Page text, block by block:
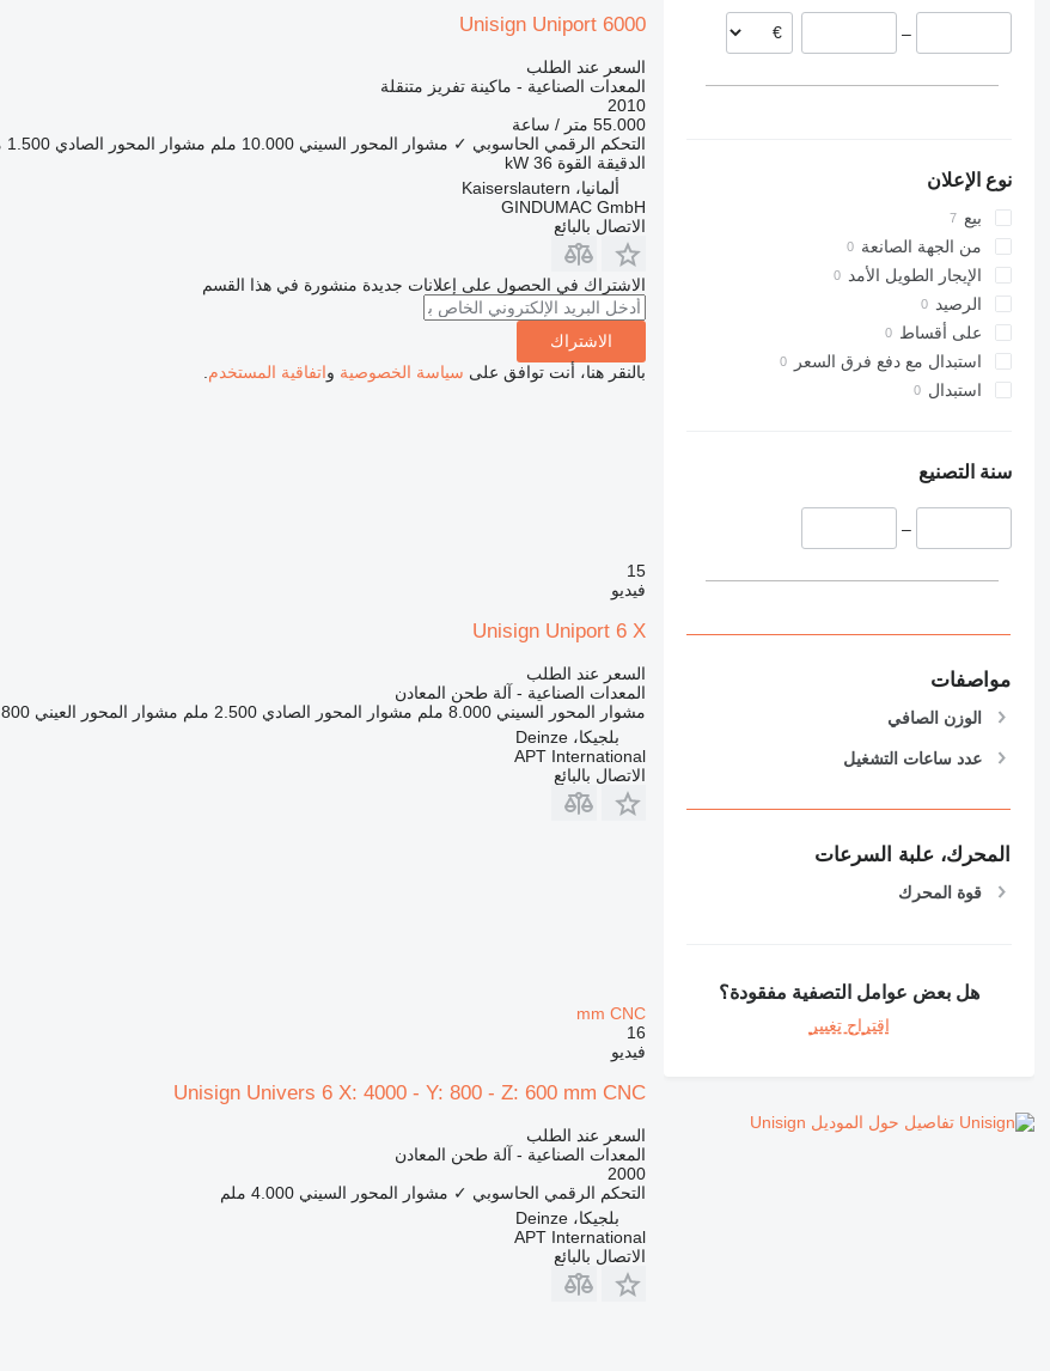
–
نوع الإعلان
بيع
من الجهة الصانعة
الإيجار الطويل الأمد
الرصيد
على أقساط
استبدال مع دفع فرق السعر
استبدال
سنة التصنيع
–
مواصفات
الوزن الصافي
عدد ساعات التشغيل
المحرك، علبة السرعات
قوة المحرك
هل بعض عوامل التصفية مفقودة؟
اقتراح تغيير
تفاصيل حول الموديل Unisign
Unisign Uniport 6000
السعر عند الطلب
المعدات الصناعية - ماكينة تفريز متنقلة
2010
55.000 متر / ساعة
التحكم الرقمي الحاسوبي ✓ مشوار المحور السيني 10.000 ملم مشوار المحور الصادي 1.500 ملم
الدقيقة القوة 36 kW
ألمانيا، Kaiserslautern
GINDUMAC GmbH
الاتصال بالبائع
الاشتراك في الحصول على إعلانات جديدة منشورة في هذا القسم
الاشتراك
بالنقر هنا، أنت توافق على سياسة الخصوصية واتفاقية المستخدم
15
فيديو
Unisign Uniport 6 X
السعر عند الطلب
المعدات الصناعية - آلة طحن المعادن
مشوار المحور السيني 8.000 ملم مشوار المحور الصادي 2.500 ملم مشوار المحور العيني 800 ملم
بلجيكا، Deinze
APT International
الاتصال بالبائع
mm CNC
16
فيديو
Unisign Univers 6 X: 4000 - Y: 800 - Z: 600 mm CNC
السعر عند الطلب
المعدات الصناعية - آلة طحن المعادن
2000
التحكم الرقمي الحاسوبي ✓ مشوار المحور السيني 4.000 ملم
بلجيكا، Deinze
APT International
الاتصال بالبائع